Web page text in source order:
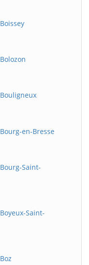
en-Bresse
Saint-
Saint-